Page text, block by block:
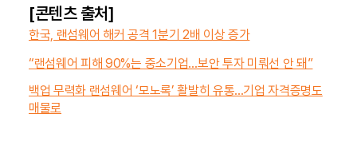
[콘텐츠 출처]
한국, 랜섬웨어 해커 공격 1분기 2배 이상 증가
“랜섬웨어 피해 90%는 중소기업…보안 투자 미뤄선 안 돼”
백업 무력화 랜섬웨어 ‘모노록’ 활발히 유통...기업 자격증명도
매물로